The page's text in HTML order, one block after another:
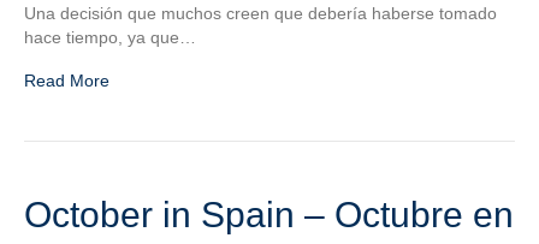
Una decisión que muchos creen que debería haberse tomado
hace tiempo, ya que…
Read More
October in Spain – Octubre en